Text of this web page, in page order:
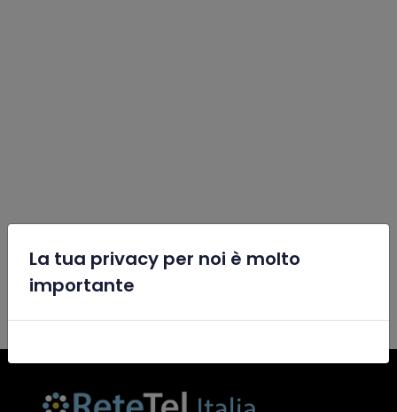
La tua privacy per noi è molto
importante